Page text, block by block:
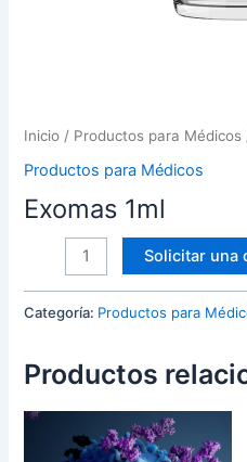
Inicio / Productos para Médicos
Productos para Médicos
Exomas 1ml
Solicitar una
Categoría: Productos para
Productos